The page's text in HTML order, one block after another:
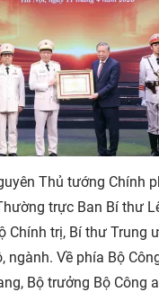
Thủ tướng Chính
trực Ban Bí thư
Chính trị, Bí thư Trung
ngành. Về phía Bộ
Bộ trưởng Bộ Công